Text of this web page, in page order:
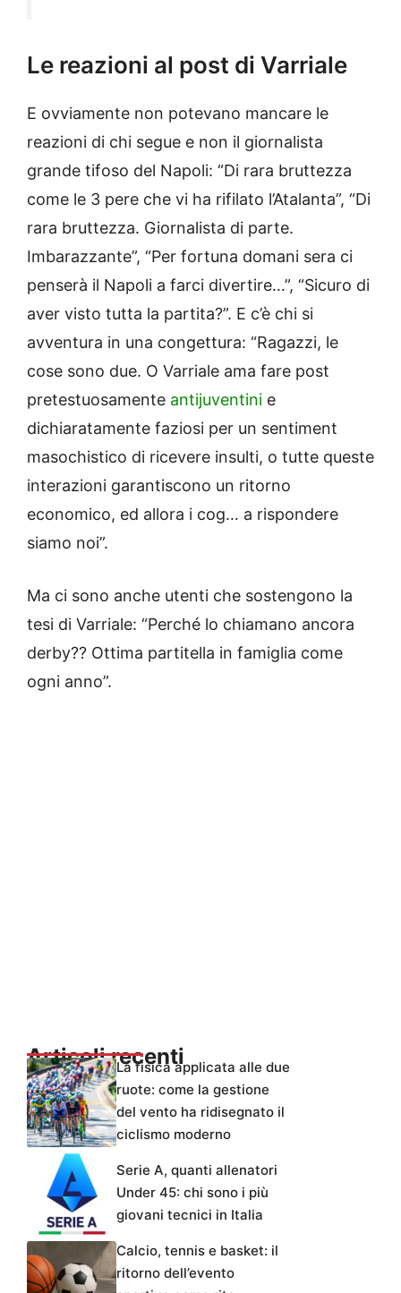
Le reazioni al post di Varriale
E ovviamente non potevano mancare le
reazioni di chi segue e non il giornalista
grande tifoso del Napoli: “Di rara bruttezza
come le 3 pere che vi ha rifilato l’Atalanta”, “Di
rara bruttezza. Giornalista di parte.
Imbarazzante”, “Per fortuna domani sera ci
penserà il Napoli a farci divertire…”, “Sicuro di
aver visto tutta la partita?”. E c’è chi si
avventura in una congettura: “Ragazzi, le
cose sono due. O Varriale ama fare post
pretestuosamente antijuventini e
dichiaratamente faziosi per un sentiment
masochistico di ricevere insulti, o tutte queste
interazioni garantiscono un ritorno
economico, ed allora i cog… a rispondere
siamo noi”.
Ma ci sono anche utenti che sostengono la
tesi di Varriale: “Perché lo chiamano ancora
derby?? Ottima partitella in famiglia come
ogni anno”.
Articoli recentiLa fisica applicata alle due
ruote: come la gestione
del vento ha ridisegnato il
ciclismo moderno
Serie A, quanti allenatori
Under 45: chi sono i più
giovani tecnici in Italia
Calcio, tennis e basket: il
ritorno dell’evento